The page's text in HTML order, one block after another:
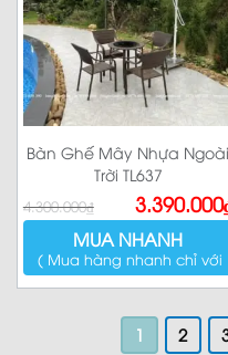
Bàn Ghế Mây Nhựa Ngoài
Trời TL637
4.300.000₫
Giá
gốc
là:
4.300.000₫.
3.390.000
Giá
hiện
tại
3.390.000₫.
MUA NHANH
( Mua hàng nhanh chỉ với
1 2